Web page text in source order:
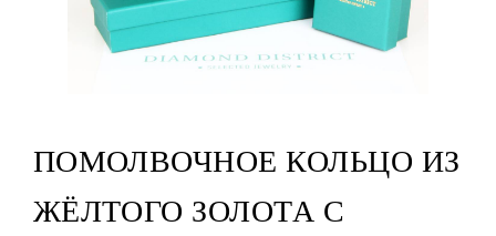
ПОМОЛВОЧНОЕ КОЛЬЦО ИЗ
ЖЁЛТОГО ЗОЛОТА С